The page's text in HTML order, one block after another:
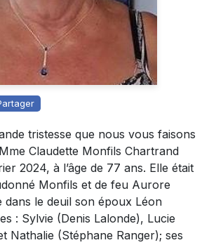
tristesse que nous vous faisons
Claudette Monfils Chartrand
2024, à l’âge de 77 ans. Elle était
Monfils et de feu Aurore
dans le deuil son époux Léon
: Sylvie (Denis Lalonde), Lucie
Nathalie (Stéphane Ranger); ses